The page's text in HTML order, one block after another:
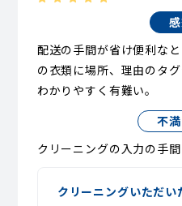
配送の手間が省け便利な
の衣類に場所、理由のタ
わかりやすく有難い。
不
クリーニングの入力の手
クリーニングいただい